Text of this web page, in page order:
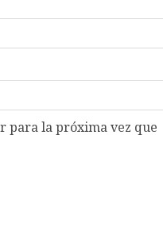
para la próxima vez que